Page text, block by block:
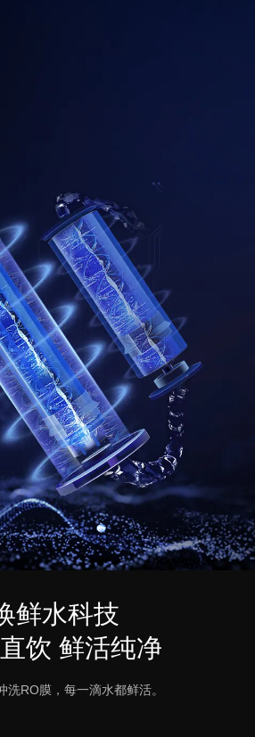
鲜水科技
饮 鲜活纯净
洗RO膜，每一滴水都鲜活。